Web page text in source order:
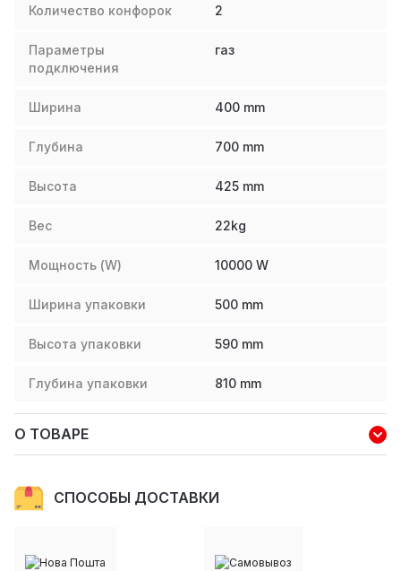
Количество конфорок 2
Параметры
подключения
газ
Ширина 400 mm
Глубина 700 mm
Высота 425 mm
Вес 22kg
Мощность (W) 10000 W
Ширина упаковки 500 mm
Высота упаковки 590 mm
Глубина упаковки 810 mm
О ТОВАРЕ
СПОСОБЫ ДОСТАВКИ